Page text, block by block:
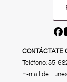
CONTÁCTATE
Teléfono:55-
E-mail de